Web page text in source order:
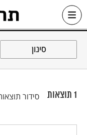
Skip
כל האתר
סינון
1 תוצאות סידור